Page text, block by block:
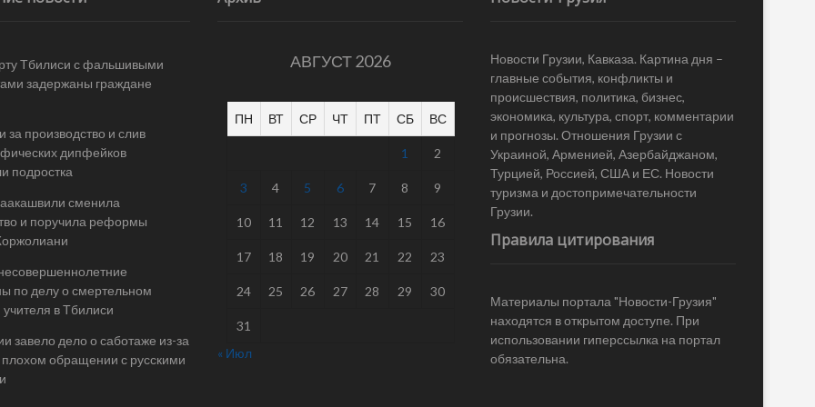
Тбилиси с фальшивыми
задержаны граждане
за производство и слив
дипфейков
подростка
сменила
и поручила реформы
по делу о смертельном
в Тбилиси
завело дело о саботаже из-за
обращении с русскими
АВГУСТ 2026
ПН ВТ СР ЧТ ПТ СБ ВС
1 2
3 4 5 6 7 8 9
10 11 12 13 14 15 16
17 18 19 20 21 22 23
24 25 26 27 28 29 30
31
« Июл
Новости Грузии, Кавказа. Картина дня –
главные события, конфликты и
происшествия, политика, бизнес,
экономика, культура, спорт, комментарии
и прогнозы. Отношения Грузии с
Украиной, Арменией, Азербайджаном,
Турцией, Россией, США и ЕС. Новости
туризма и достопримечательности
Грузии.
Правила цитирования
Материалы портала "Новости-Грузия"
находятся в открытом доступе. При
использовании гиперссылка на портал
обязательна.